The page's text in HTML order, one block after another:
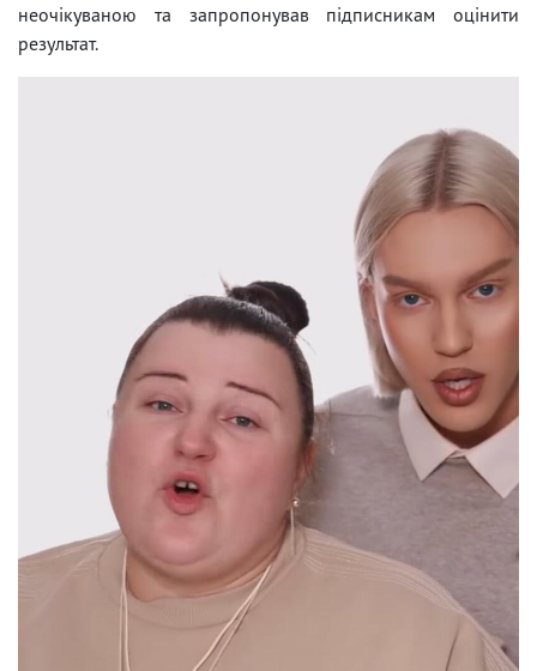
неочікуваною та запропонував підписникам оцінити
результат.